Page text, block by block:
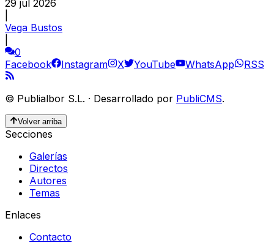
29 jul 2026
Vega Bustos
0
Facebook
Instagram X YouTube WhatsApp RSS
© Publialbor S.L. · Desarrollado por PubliCMS.
Volver arriba
Secciones
Galerías
Directos
Autores
Temas
Enlaces
Contacto